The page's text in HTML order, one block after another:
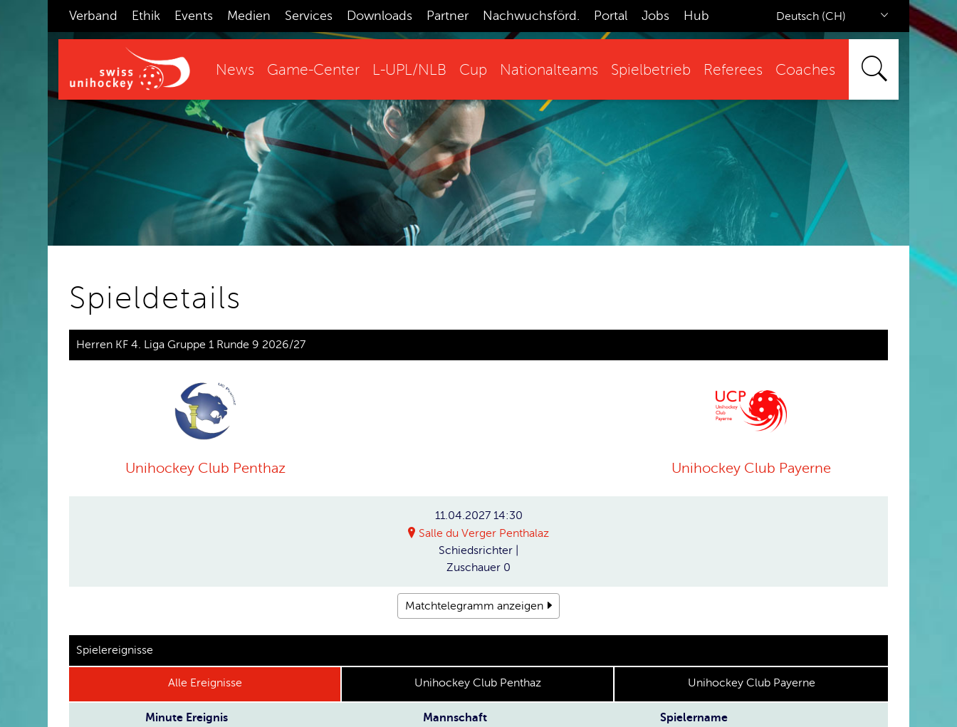
Verband Ethik Events Medien Services Downloads Partner Nachwuchsförd. Portal Jobs Hub Deutsch (CH)
News Game-Center L-UPL/NLB Cup Nationalteams Spielbetrieb Referees Coaches
Spieldetails
Herren KF 4. Liga Gruppe 1 Runde 9 2026/27
Unihockey Club Penthaz Unihockey Club Payerne
11.04.2027 14:30
Salle du Verger Penthalaz
Schiedsrichter
Zuschauer 0
Matchtelegramm anzeigen
Spielereignisse
Alle Ereignisse Unihockey Club Penthaz Unihockey Club Payerne
Minute Ereignis Mannschaft Spielername